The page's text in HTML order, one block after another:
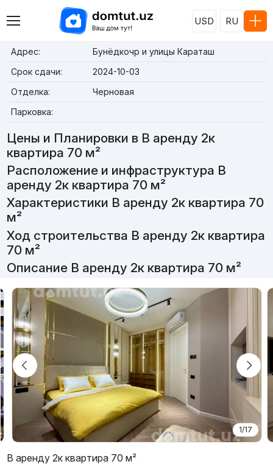
USD RU
Адрес:
Бунёдкочр и улицы Караташ
Срок сдачи:
2024-10-03
Отделка:
Черновая
Парковка:
Цены и Планировки в В аренду 2к
квартира 70 м²
Расположение и инфраструктура В
аренду 2к квартира 70 м²
Характеристики В аренду 2к квартира 70
м²
Ход строительства В аренду 2к квартира
70 м²
Описание В аренду 2к квартира 70 м²
1/17
В аренду 2к квартира 70 м²